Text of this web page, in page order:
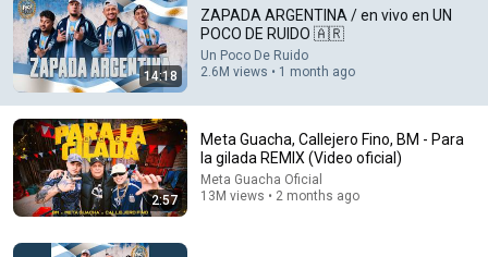
Comments 1.1K
Desde colombia tempranito a todo volumen para los
vecinos tristes y aburridos. el unico colombiano feliz de
la cuadra JAJAJAJ :DDDDDDDDDDDDDDDDDDD
14:18
ZAPADA ARGENTINA / en vivo en UN
POCO DE RUIDO 🇦🇷
Un Poco De Ruido
2.6M views • 1 month ago
2:57
Meta Guacha, Callejero Fino, BM - Para
la gilada REMIX (Video oficial)
Meta Guacha Oficial
13M views • 2 months ago